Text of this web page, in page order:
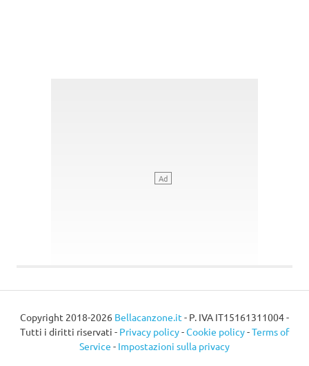
Copyright 2018-2026 Bellacanzone.it - P. IVA IT15161311004 -
Tutti i diritti riservati - Privacy policy-Cookie policy-Terms of
Service - Impostazioni sulla privacy